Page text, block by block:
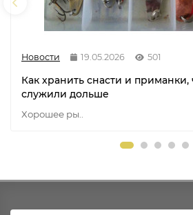
Новости 19.05.2026 501
Как хранить снасти и приманки,
служили дольше
Хорошее ры..